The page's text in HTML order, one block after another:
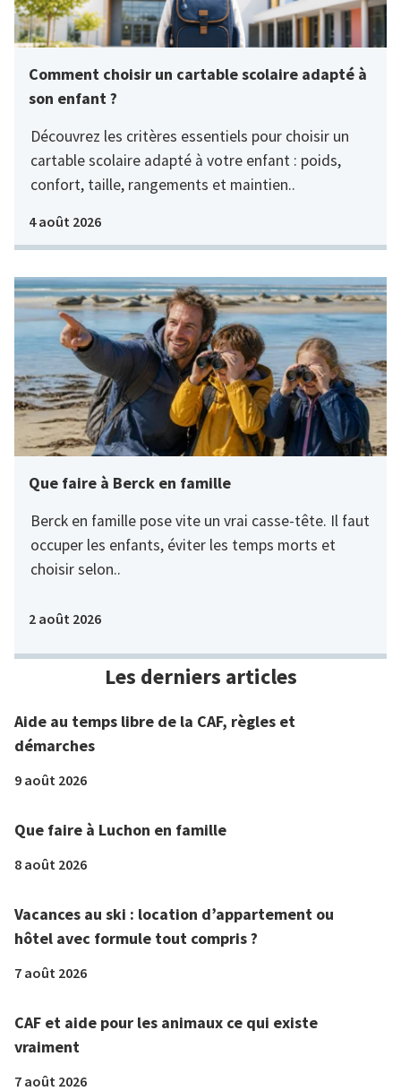
Comment choisir un cartable scolaire adapté à
son enfant ?
Découvrez les critères essentiels pour choisir un
cartable scolaire adapté à votre enfant : poids,
confort, taille, rangements et maintien..
4 août 2026
Que faire à Berck en famille
Berck en famille pose vite un vrai casse-tête. Il faut
occuper les enfants, éviter les temps morts et
choisir selon..
2 août 2026
Les derniers articles
Aide au temps libre de la CAF, règles et
démarches
9 août 2026
Que faire à Luchon en famille
8 août 2026
Vacances au ski : location d’appartement ou
hôtel avec formule tout compris ?
7 août 2026
CAF et aide pour les animaux ce qui existe
vraiment
7 août 2026